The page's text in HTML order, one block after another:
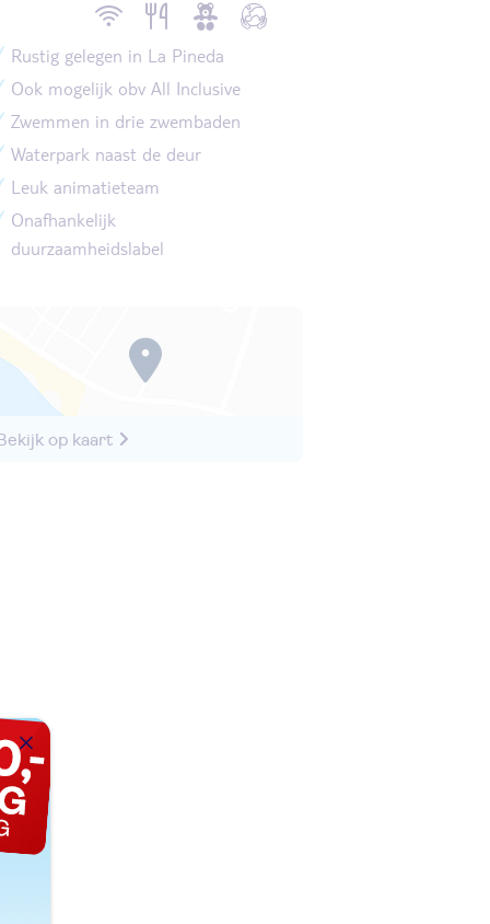
Rustig gelegen in La Pineda
Ook mogelijk obv All Inclusive
Zwemmen in drie zwembaden
Waterpark naast de deur
Leuk animatieteam
Onafhankelijk
duurzaamheidslabel
Bekijk op kaart